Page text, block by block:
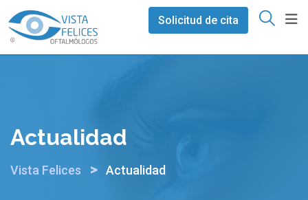
contenido
Solicitud de cita
Actualidad
Vista Felices > Actualidad